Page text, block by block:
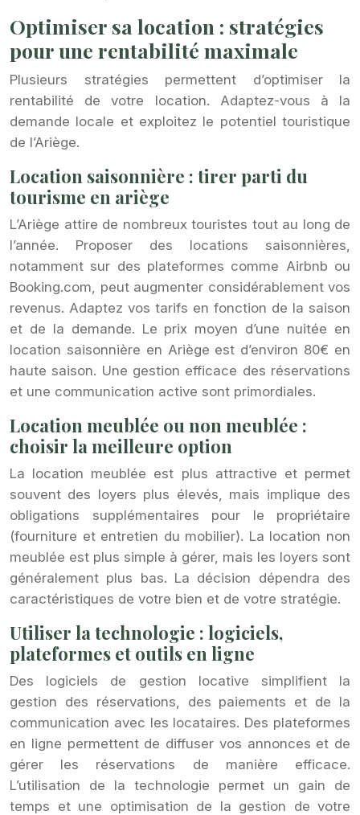
Optimiser sa location : stratégies
pour une rentabilité maximale
Plusieurs stratégies permettent d’optimiser la
rentabilité de votre location. Adaptez-vous à la
demande locale et exploitez le potentiel touristique
de l’Ariège.
Location saisonnière : tirer parti du
tourisme en ariège
L’Ariège attire de nombreux touristes tout au long de
l’année. Proposer des locations saisonnières,
notamment sur des plateformes comme Airbnb ou
Booking.com, peut augmenter considérablement vos
revenus. Adaptez vos tarifs en fonction de la saison
et de la demande. Le prix moyen d’une nuitée en
location saisonnière en Ariège est d’environ 80€ en
haute saison. Une gestion efficace des réservations
et une communication active sont primordiales.
Location meublée ou non meublée :
choisir la meilleure option
La location meublée est plus attractive et permet
souvent des loyers plus élevés, mais implique des
obligations supplémentaires pour le propriétaire
(fourniture et entretien du mobilier). La location non
meublée est plus simple à gérer, mais les loyers sont
généralement plus bas. La décision dépendra des
caractéristiques de votre bien et de votre stratégie.
Utiliser la technologie : logiciels,
plateformes et outils en ligne
Des logiciels de gestion locative simplifient la
gestion des réservations, des paiements et de la
communication avec les locataires. Des plateformes
en ligne permettent de diffuser vos annonces et de
gérer les réservations de manière efficace.
L’utilisation de la technologie permet un gain de
temps et une optimisation de la gestion de votre